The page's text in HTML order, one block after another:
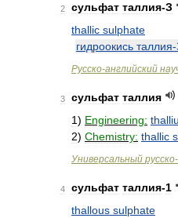
2 сульфат таллия-З
thallic sulphate
гидроокись таллия-
Русско-английский
3 сульфат таллия
1) Engineering:
2) Chemistry: thallic
Универсальный русско-
4 сульфат таллия-1
thallous sulphate